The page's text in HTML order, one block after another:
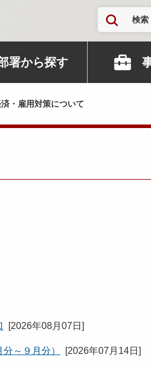
検索
署から探す
・雇用対策について
[2026年08月07日 ]
～９月分） [2026年07月14日 ]